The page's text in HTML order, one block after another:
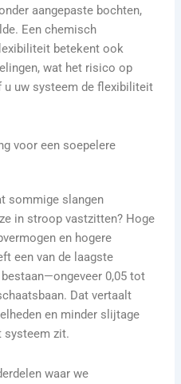
aangepaste bochten,
Een chemisch
betekent ook
wat het risico op
u uw systeem de flexibiliteit
voor een soepelere
sommige slangen
in stroop vastzitten? Hoge
en hogere
een van de laagste
0,05 tot
Dat vertaalt
en minder slijtage
systeem zit.
waar we